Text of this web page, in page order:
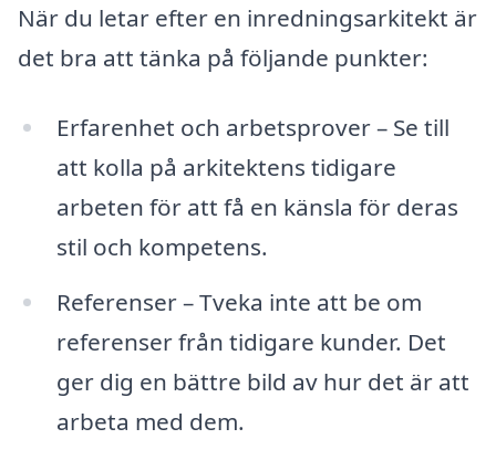
När du letar efter en inredningsarkitekt är
det bra att tänka på följande punkter:
Erfarenhet och arbetsprover – Se till
att kolla på arkitektens tidigare
arbeten för att få en känsla för deras
stil och kompetens.
Referenser – Tveka inte att be om
referenser från tidigare kunder. Det
ger dig en bättre bild av hur det är att
arbeta med dem.